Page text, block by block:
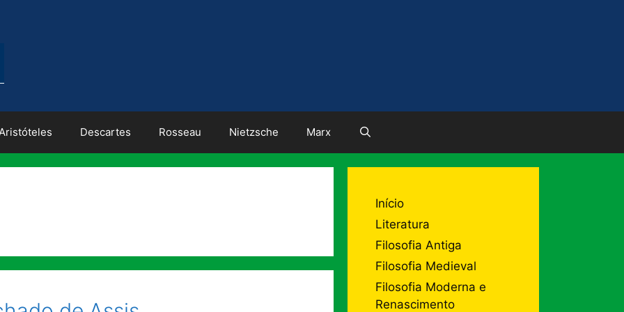
Descartes Rosseau Nietzsche Marx
Início
Literatura
Filosofia Antiga
Filosofia Medieval
Filosofia Moderna e
Renascimento